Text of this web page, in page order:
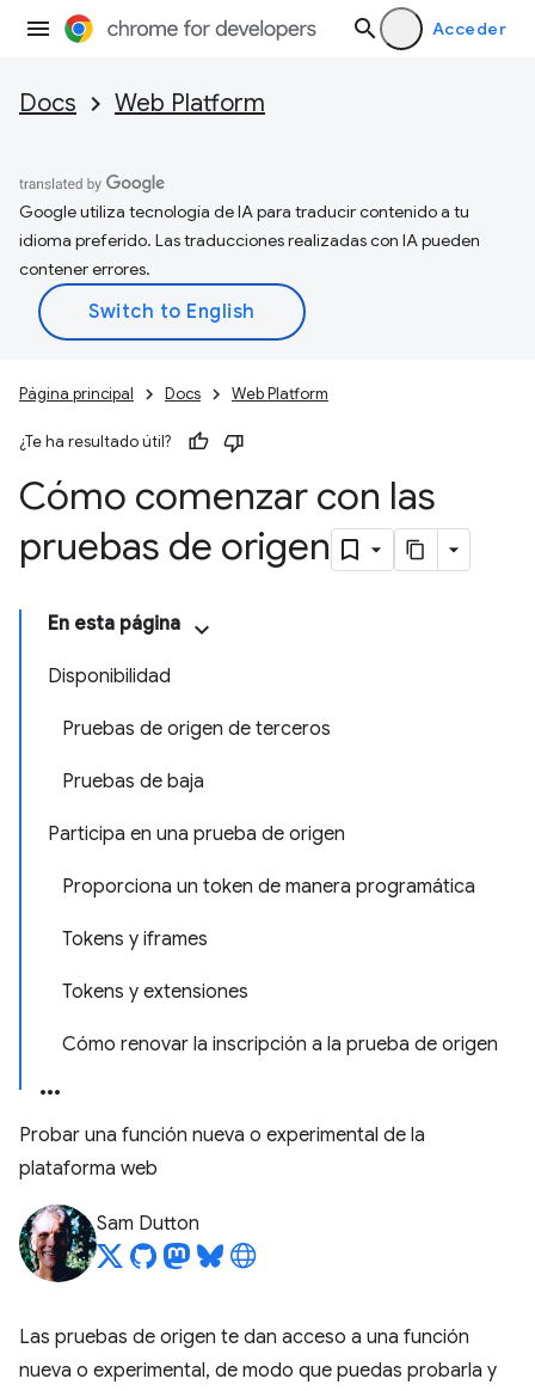
Acceder
Docs Web Platform
Google utiliza tecnología de IA para traducir contenido a tu
idioma preferido. Las traducciones realizadas con IA pueden
contener errores.
Página principal Docs Web Platform
¿Te ha resultado útil?
Cómo comenzar con las
pruebas de origen
En esta página
Disponibilidad
Pruebas de origen de terceros
Pruebas de baja
Participa en una prueba de origen
Proporciona un token de manera programática
Tokens y iframes
Tokens y extensiones
Cómo renovar la inscripción a la prueba de origen
Probar una función nueva o experimental de la
plataforma web
Sam Dutton
Las pruebas de origen te dan acceso a una función
nueva o experimental, de modo que puedas probarla y